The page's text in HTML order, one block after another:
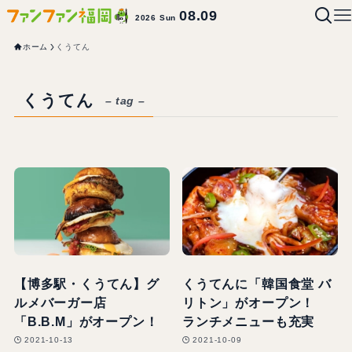
2026 Sun08.09
ホーム くうてん
くうてん – tag –
【博多駅・くうてん】グ
ルメバーガー店
「B.B.M」がオープン！
2021-10-13
くうてんに「韓国食堂 バ
リトン」がオープン！
ランチメニューも充実
2021-10-09